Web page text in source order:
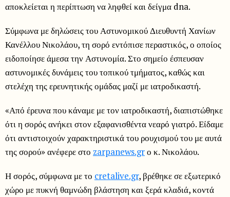
αποκλείεται η περίπτωση να ληφθεί και δείγμα dna.
Σύμφωνα με δηλώσεις του Αστυνομικού Διευθυντή Χανίων
Κανέλλου Νικολάου, τη σορό εντόπισε περαστικός, ο οποίος
ειδοποίησε άμεσα την Αστυνομία. Στο σημείο έσπευσαν
αστυνομικές δυνάμεις του τοπικού τμήματος, καθώς και
στελέχη της ερευνητικής ομάδας μαζί με ιατροδικαστή.
«Από έρευνα που κάναμε με τον ιατροδικαστή, διαπιστώθηκε
ότι η σορός ανήκει στον εξαφανισθέντα νεαρό γιατρό. Είδαμε
ότι αντιστοιχούν χαρακτηριστικά του ρουχισμού του με αυτά
της σορού» ανέφερε στο zarpanews.grο κ. Νικολάου.
Η σορός, σύμφωνα με το cretalive.gr, βρέθηκε σε εξωτερικό
χώρο με πυκνή θαμνώδη βλάστηση και ξερά κλαδιά, κοντά